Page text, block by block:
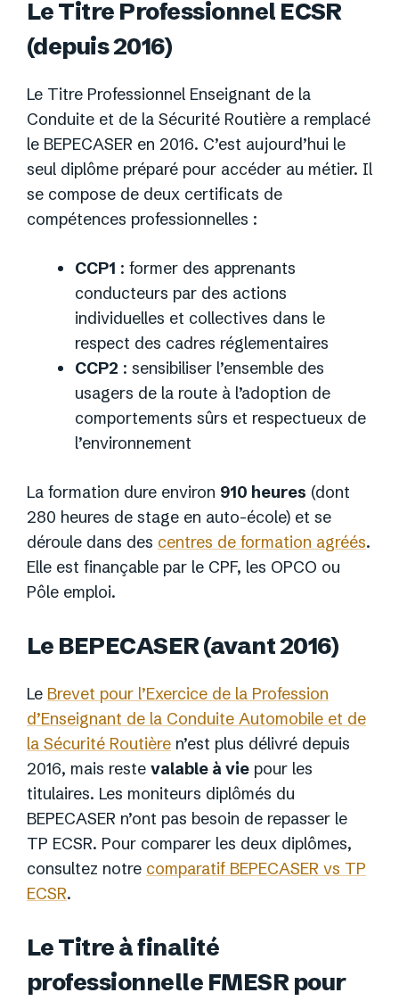
Le Titre Professionnel ECSR
(depuis 2016)
Le Titre Professionnel Enseignant de la
Conduite et de la Sécurité Routière a remplacé
le BEPECASER en 2016. C’est aujourd’hui le
seul diplôme préparé pour accéder au métier. Il
se compose de deux certificats de
compétences professionnelles :
CCP1 : former des apprenants
conducteurs par des actions
individuelles et collectives dans le
respect des cadres réglementaires
CCP2 : sensibiliser l’ensemble des
usagers de la route à l’adoption de
comportements sûrs et respectueux de
l’environnement
La formation dure environ 910 heures (dont
280 heures de stage en auto-école) et se
déroule dans des centres de formation agréés.
Elle est finançable par le CPF, les OPCO ou
Pôle emploi.
Le BEPECASER (avant 2016)
Le Brevet pour l’Exercice de la Profession
d’Enseignant de la Conduite Automobile et de
la Sécurité Routière n’est plus délivré depuis
2016, mais reste valable à vie pour les
titulaires. Les moniteurs diplômés du
BEPECASER n’ont pas besoin de repasser le
TP ECSR. Pour comparer les deux diplômes,
consultez notre comparatif BEPECASER vs TP
ECSR.
Le Titre à finalité
professionnelle FMESR pour